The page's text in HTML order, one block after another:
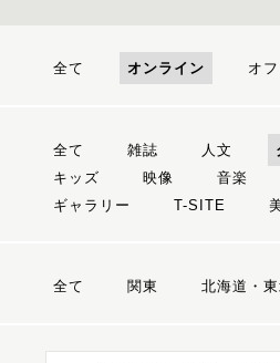
全て オンライン オ
全て 雑誌 人文
キッズ
映像 音楽
ギャラリー
T-SITE
全て 関東 北海道・